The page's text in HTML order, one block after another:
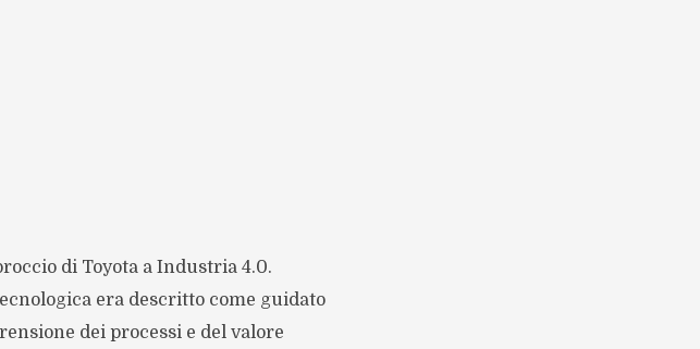
di Toyota a Industria 4.0.
era descritto come guidato
dei processi e del valore